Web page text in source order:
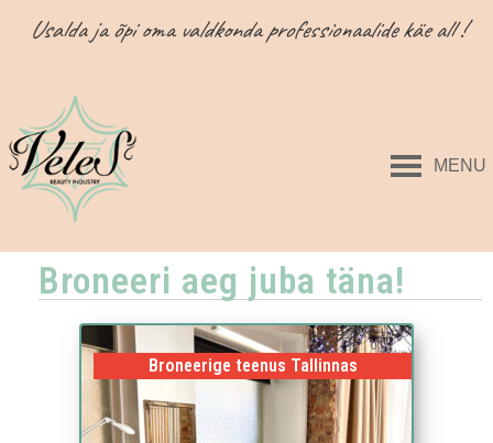
Usalda ja õpi oma valdkonda professionaalide käe all !
MENU
Broneeri aeg juba täna!
Broneerige teenus Tallinnas